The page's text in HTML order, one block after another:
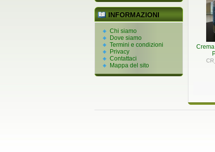
INFORMAZIONI
Chi siamo
Dove siamo
Termini e condizioni
Privacy
Contattaci
Mappa del sito